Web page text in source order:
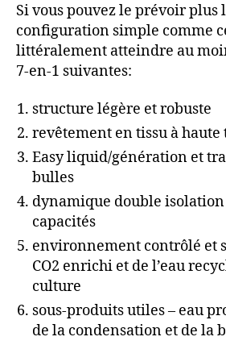
Si vous pouvez le prévoir plus
configuration simple comme
littéralement atteindre au
7-en-1 suivantes:
structure légère et robuste
revêtement en tissu à
Easy liquid/génération et
bulles
dynamique double
capacités
environnement contrôlé et
CO2 enrichi et de l’eau
culture
sous-produits utiles – eau
de la condensation et de la